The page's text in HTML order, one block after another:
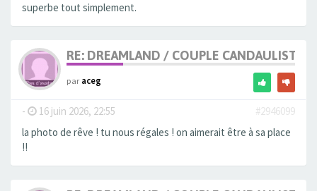
superbe tout simplement.
RE: DREAMLAND / COUPLE CANDAULISTE
paraceg
- 16 juin 2026, 22:55
#2946099
la photo de rêve ! tu nous régales ! on aimerait être à sa place
!!